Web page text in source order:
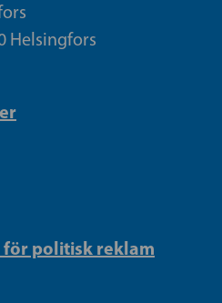
Helsingfors
politisk reklam